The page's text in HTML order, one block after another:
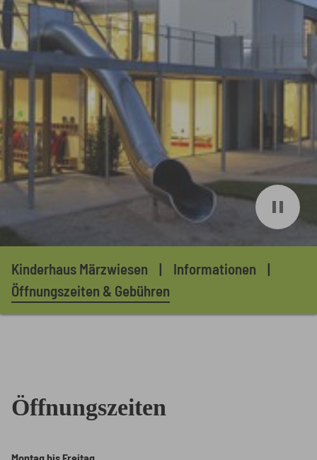
Kinderhaus Märzwiesen
Informationen
Öffnungszeiten & Gebühren
Öffnungszeiten
Montag bis Freitag